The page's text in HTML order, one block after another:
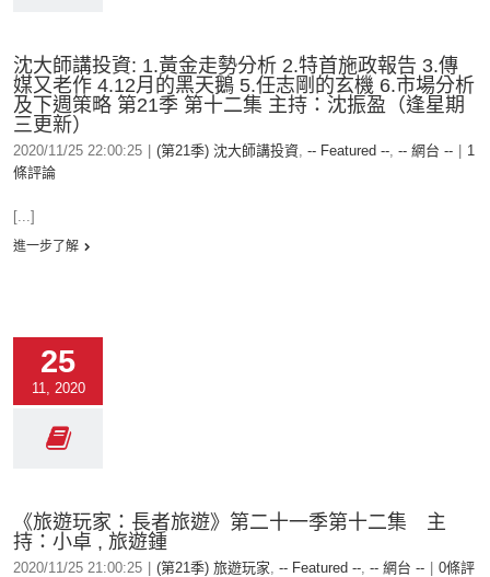
沈大師講投資: 1.黃金走勢分析 2.特首施政報告 3.傳
媒又老作 4.12月的黑天鵝 5.任志剛的玄機 6.市場分析
及下週策略 第21季 第十二集 主持：沈振盈（逢星期
三更新）
2020/11/25 22:00:25 (第21季) 沈大師講投資, -- Featured --, -- 網台 --
1
條評論
[...]
進一步了解
25
11, 2020
《旅遊玩家：長者旅遊》第二十一季第十二集 主
持：小卓 , 旅遊鍾
2020/11/25 21:00:25 (第21季) 旅遊玩家, -- Featured --, -- 網台 --
0條評